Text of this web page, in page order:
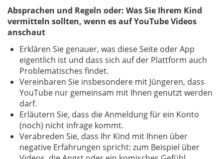
Absprachen und Regeln oder: Was Sie Ihrem Kind
vermitteln sollten, wenn es auf YouTube Videos
anschaut
Erklären Sie genauer, was diese Seite oder App
eigentlich ist und dass sich auf der Plattform auch
Problematisches findet.
Vereinbaren Sie insbesondere mit Jüngeren, dass
YouTube nur gemeinsam mit Ihnen genutzt werden
darf.
Erläutern Sie, dass die Anmeldung für ein Konto
(noch) nicht infrage kommt.
Verabreden Sie, dass Ihr Kind mit Ihnen über
negative Erfahrungen spricht: zum Beispiel über